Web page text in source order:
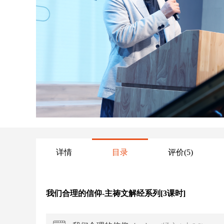
详情 目录 评价(5)
我们合理的信仰-主祷文解经系列[3课时]